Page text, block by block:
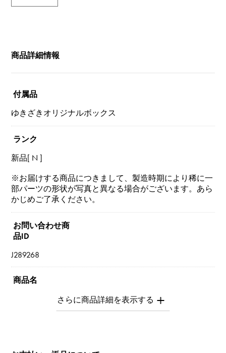
商品詳細情報
付属品
ゆきざきオリジナルボックス
ランク
新品[ N ]
※お届けする商品につきまして、製造時期により稀に一
部パーツの形状が写真と異なる場合がございます。あら
かじめご了承ください。
お問い合わせ商
品ID
J289268
商品名
アルファプティ YG ピアス E